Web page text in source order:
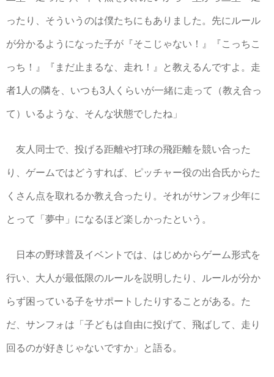
ったり、そういうのは僕たちにもありました。先にルール
が分かるようになった子が『そこじゃない！』『こっちこ
っち！』『まだ止まるな、走れ！』と教えるんですよ。走
者1人の隣を、いつも3人くらいが一緒に走って（教え合っ
て）いるような、そんな状態でしたね」
友人同士で、投げる距離や打球の飛距離を競い合った
り、ゲームではどうすれば、ピッチャー役の出合氏からた
くさん点を取れるか教え合ったり。それがサンフォ少年に
とって「夢中」になるほど楽しかったという。
日本の野球普及イベントでは、はじめからゲーム形式を
行い、大人が最低限のルールを説明したり、ルールが分か
らず困っている子をサポートしたりすることがある。た
だ、サンフォは「子どもは自由に投げて、飛ばして、走り
回るのが好きじゃないですか」と語る。